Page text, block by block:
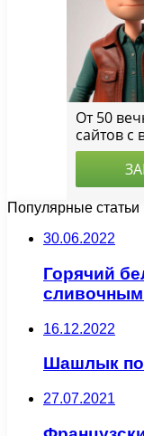
Популярные статьи
30.06.2022
Горячий
16.12.2022
Шашлык
27.07.2021